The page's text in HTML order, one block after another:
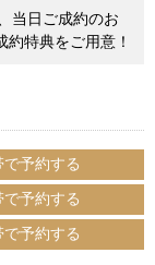
当日ご成約のお
特典をご用意！